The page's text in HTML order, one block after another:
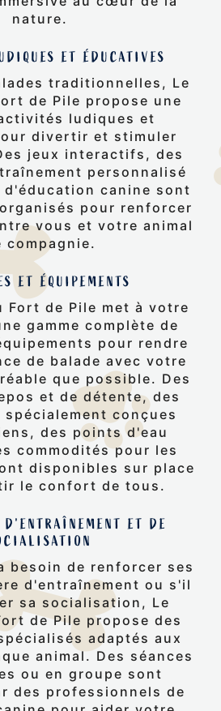
nature.
ET ÉDUCATIVES
traditionnelles, Le
de Pile propose une
ludiques et
divertir et stimuler
jeux interactifs, des
personnalisé
canine sont
pour renforcer
vous et votre animal
compagnie.
ET ÉQUIPEMENTS
Fort de Pile met à votre
gamme complète de
pour rendre
de balade avec votre
que possible. Des
et de détente, des
conçues
des points d'eau
commodités pour les
disponibles sur place
le confort de tous.
D'ENTRAÎNEMENT ET DE
besoin de renforcer ses
d'entraînement ou s'il
sa socialisation, Le
de Pile propose des
adaptés aux
animal. Des séances
ou en groupe sont
des professionnels de